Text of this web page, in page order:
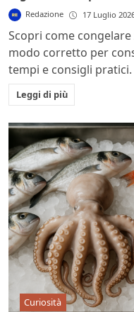
Redazione 17 Luglio
Scopri come
modo corretto per
tempi e consigli pratici.
Leggi di più
Curiosità